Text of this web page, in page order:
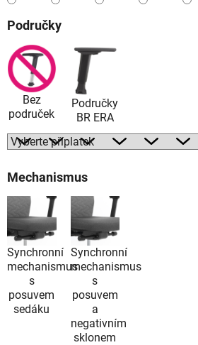
Područky
Bez
područek
Područky
BR ERA
Mechanismus
Synchronní
mechanismus
s
posuvem
sedáku
Synchronní
mechanismus
s
posuvem
a
negativním
sklonem